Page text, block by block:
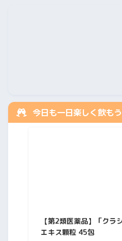
今日も一日楽しく飲もう
【第2類医薬品】「クラ
エキス顆粒 45包